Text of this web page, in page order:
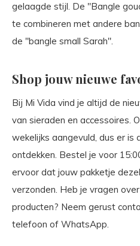
gelaagde stijl. De "Bangle
te combineren met andere
de "bangle small Sarah".
Shop jouw nieuwe
Bij Mi Vida vind je altijd de
van sieraden en accessoires.
wekelijks aangevuld, dus er is
ontdekken. Bestel je voor
ervoor dat jouw pakketje
verzonden. Heb je vragen
producten? Neem gerust
telefoon of WhatsApp.